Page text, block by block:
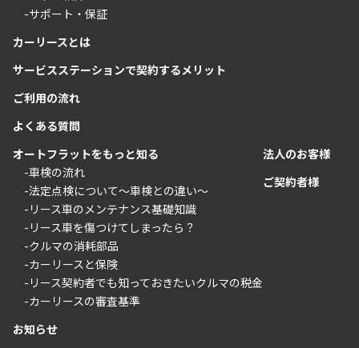
-サポート・保証
カーリースとは
サービスステーションで契約するメリット
ご利用の流れ
よくある質問
オートフラットをもっと知る
-車検の流れ
-法定点検について〜車検との違い〜
-リース車のメンテナンス基礎知識
-リース車を傷つけてしまったら？
-クルマの消耗部品
-カーリースと保険
-リース契約者でも知っておきたいクルマの税金
-カーリースの審査基準
お知らせ
法人のお客様
ご契約者様